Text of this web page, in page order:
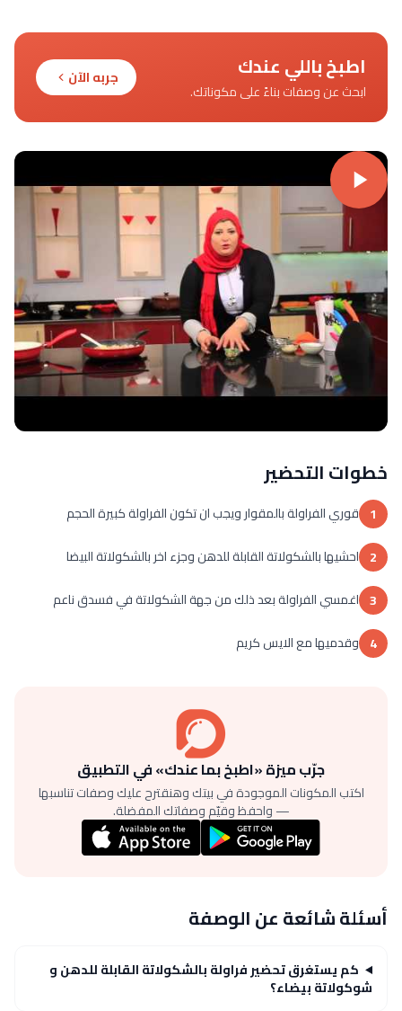
اطبخ باللي عندك
ابحث عن وصفات بناءً على مكوناتك.
جربه الآن
خطوات التحضير
1 قوري الفراولة بالمقوار ويجب ان تكون الفراولة كبيرة الحجم
2 احشيها بالشكولاتة القابلة للدهن وجزء اخر بالشكولاتة البيضا
3 اغمسي الفراولة بعد ذلك من جهة الشكولاتة في فسدق ناعم
4 وقدميها مع الايس كريم
جرّب ميزة «اطبخ بما عندك» في التطبيق
اكتب المكونات الموجودة في بيتك وهنقترح عليك وصفات تناسبها
— واحفظ وقيّم وصفاتك المفضلة.
أسئلة شائعة عن الوصفة
كم يستغرق تحضير فراولة بالشكولاتة القابلة للدهن و
شوكولاتة بيضاء؟